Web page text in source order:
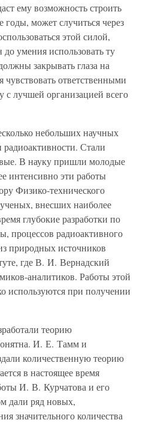
ему возможность строить
может случиться через
этой силой,
умения использовать ту
закрывать глаза на
ответственными
с лучшей организацией всего
небольших научных
Стали
В науку пришли молодые
интенсивно эти работы
Физико-технического
внесших наиболее
глубокие разработки по
процессов радиоактивного
природных источников
где В. И. Вернадский
аналитиков. Работы этой
при получении
теорию
И. Е. Тамм и
количественную теорию
в настоящее время
И. В. Курчатова и его
дали ряд новых,
значительного количества